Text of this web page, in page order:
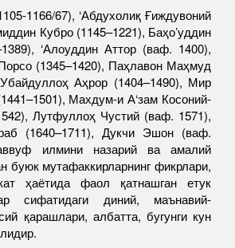
1166/67), ‘Абдухолиқ Ғиждувоний
Кубро (1145–1221), Баҳо’уддин
‘Алоуддин Аттор (ваф. 1400),
(1345–1420), Паҳлавон Маҳмуд
Аҳрор (1404–1490), Мир
Махдум-и А‘зам Косоний-
Лутфуллоҳ Чустий (ваф. 1571),
(1640–1711), Дукчи Эшон (ваф.
илмини назарий ва амалий
буюк мутафаккирларнинг фикрлари,
ҳаётида фаол қатнашган етук
сифатидаги диний, маънавий-
қарашлари, албатта, бугунги кун